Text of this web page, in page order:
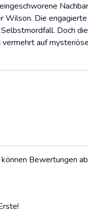
Wilson. Die
Doch die
auf
Bewertungen